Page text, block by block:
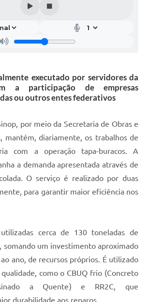
executado por servidores da
a participação de empresas
ou outros entes federativos
por meio da Secretaria de Obras e
mantém, diariamente, os trabalhos de
com a operação tapa-buracos. A
a demanda apresentada através de
O serviço é realizado por duas
para garantir maior eficiência nos
cerca de 130 toneladas de
somando um investimento aproximado
ano, de recursos próprios. É utilizado
como o CBUQ frio (Concreto
a Quente) e RR2C, que
durabilidade aos reparos.